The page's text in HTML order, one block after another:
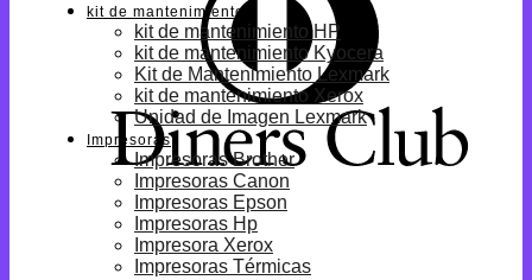
kit de mantenimiento
kit de mantenimiento HP
kit de mantenimiento Kyocera
Kit de Mantenimiento Lexmark
kit de mantenimiento Xerox
Unidad de Imagen Lexmark
Impresoras
Impresoras Brother
Impresoras Canon
Impresoras Epson
Impresoras Hp
Impresora Xerox
Impresoras Térmicas